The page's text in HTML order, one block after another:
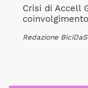
Crisi di Accell
Redazione